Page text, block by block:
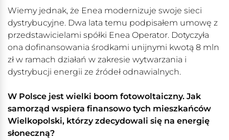
Wiemy jednak, że Enea modernizuje swoje sieci
dystrybucyjne. Dwa lata temu podpisałem umowę z
przedstawicielami spółki Enea Operator. Dotyczyła
ona dofinansowania środkami unijnymi kwotą 8 mln
zł w ramach działań w zakresie wytwarzania i
dystrybucji energii ze źródeł odnawialnych.
W Polsce jest wielki boom fotowoltaiczny. Jak
samorząd wspiera finansowo tych mieszkańców
Wielkopolski, którzy zdecydowali się na energię
słoneczną?